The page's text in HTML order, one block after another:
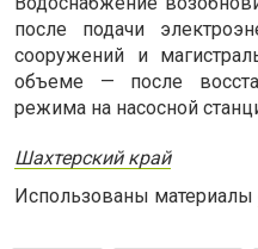
после подачи
сооружений и
объеме — после
режима на насосной
Шахтерский край
Использованы материалы